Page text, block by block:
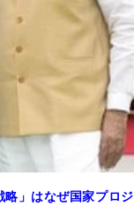
」はなぜ国家プロジ